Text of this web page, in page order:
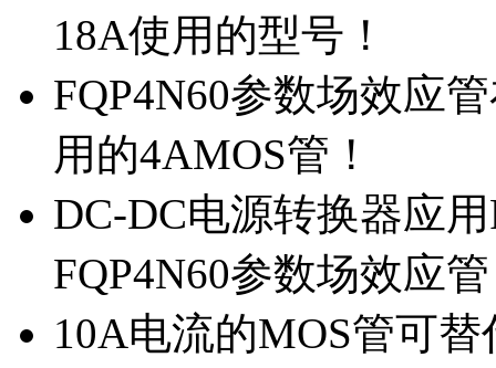
18A使用的型号！
FQP4N60参数场效应
用的4AMOS管！
DC-DC电源转换器应
FQP4N60参数场效应
10A电流的MOS管可